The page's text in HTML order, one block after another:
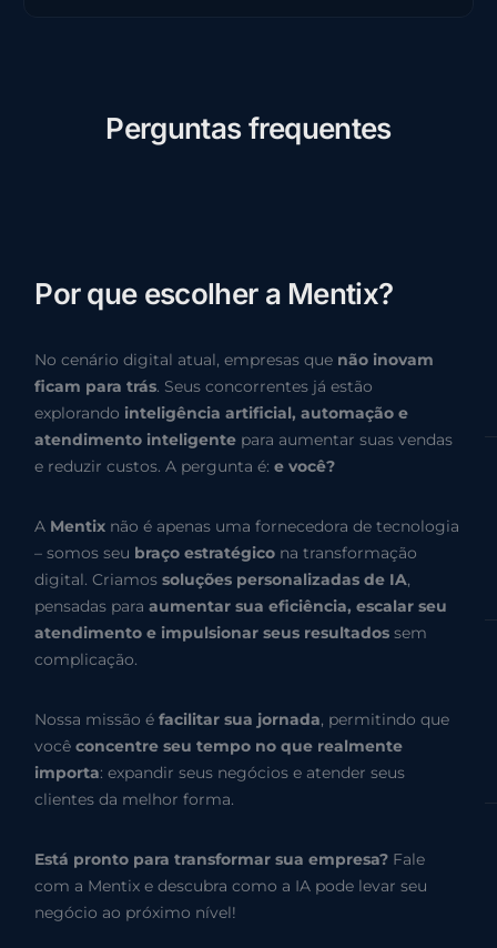
Perguntas frequentes
Por que escolher a Mentix?
No cenário digital atual, empresas que não inovam
ficam para trás. Seus concorrentes já estão
explorando inteligência artificial, automação e
atendimento inteligente para aumentar suas vendas
e reduzir custos. A pergunta é:e você?
A Mentix não é apenas uma fornecedora de tecnologia
– somos seu braço estratégico na transformação
digital. Criamossoluções personalizadas de IA,
pensadas paraaumentar sua eficiência, escalar seu
atendimento e impulsionar seus resultados sem
complicação.
Nossa missão éfacilitar sua jornada, permitindo que
vocêconcentre seu tempo no que realmente
importa: expandir seus negócios e atender seus
clientes da melhor forma.
Está pronto para transformar sua empresa? Fale
com a Mentix e descubra como a IA pode levar seu
negócio ao próximo nível!